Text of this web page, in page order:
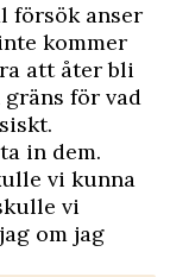
försök anser
kommer
att åter bli
för vad
in dem.
vi kunna
vi
om jag